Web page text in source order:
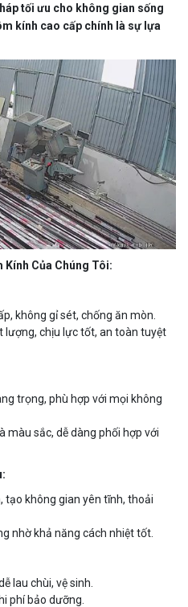
tối ưu cho không gian sống
kính cao cấp chính là sự lựa
Kính Của Chúng Tôi:
không gỉ sét, chống ăn mòn.
lượng, chịu lực tốt, an toàn tuyệt
trọng, phù hợp với mọi không
màu sắc, dễ dàng phối hợp với
tạo không gian yên tĩnh, thoải
nhờ khả năng cách nhiệt tốt.
lau chùi, vệ sinh.
phí bảo dưỡng.